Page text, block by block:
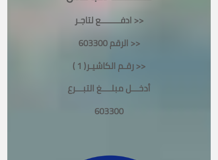
ادفــــــــع لتاجـر >>
الرقم 603300 >>
رقـم الكاشيـر( 1 ) >>
أدخـــل مبلــــغ التبـــرع
603300